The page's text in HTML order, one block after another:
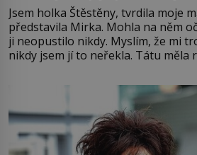
Jsem holka Štěstěny, tvrdila moje
představila Mirka. Mohla na něm
ji neopustilo nikdy. Myslím, že mi
nikdy jsem jí to neřekla. Tátu měla
Jsme spolu moc rádi Tehdy byla